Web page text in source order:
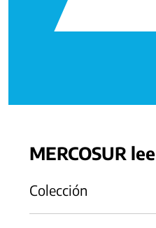
MERCOSUR lee
Colección